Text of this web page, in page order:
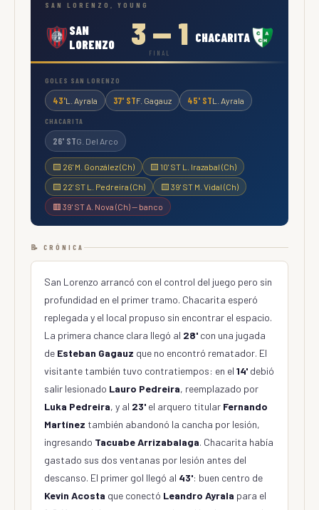
SAN LORENZO, YOUNG
SAN
LORENZO
3 — 1
FINAL
CHACARITA
GOLES SAN LORENZO
43'L. Ayrala 37' STF. Gagauz 45' STL. Ayrala
CHACARITA
26' STG. Del Arco
🟨 26' M. González (Ch)
🟨 10' ST L. Irazabal (Ch)
🟨 22' ST L. Pedreira (Ch)
🟨 39' ST M. Vidal (Ch)
🟥 39' ST A. Nova (Ch) — banco
📝 CRÓNICA
San Lorenzo arrancó con el control del juego pero sin
profundidad en el primer tramo. Chacarita esperó
replegada y el local propuso sin encontrar el espacio.
La primera chance clara llegó al 28' con una jugada
de Esteban Gagauz que no encontró rematador. El
visitante también tuvo contratiempos: en el 14' debió
salir lesionado Lauro Pedreira, reemplazado por
Luka Pedreira, y al 23' el arquero titular Fernando
Martínez también abandonó la cancha por lesión,
ingresando Tacuabe Arrizabalaga. Chacarita había
gastado sus dos ventanas por lesión antes del
descanso. El primer gol llegó al 43': buen centro de
Kevin Acosta que conectó Leandro Ayrala para el